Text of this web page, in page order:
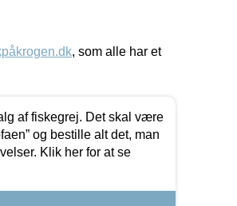
, som alle har et
af fiskegrej. Det skal være
og bestille alt det, man
Klik her for at se